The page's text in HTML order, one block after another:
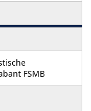
FSMB